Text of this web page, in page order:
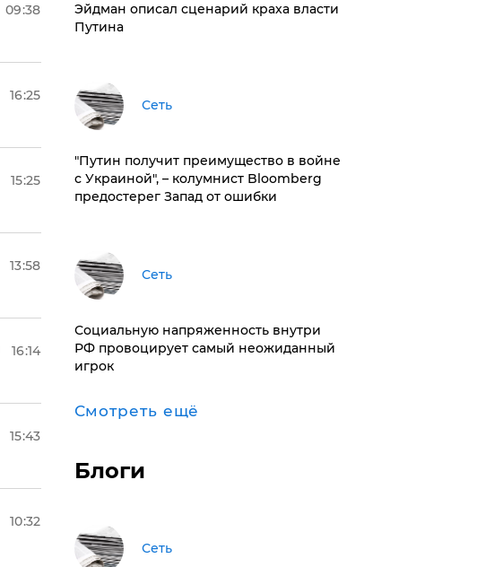
09:38
16:25
15:25
13:58
16:14
15:43
10:32
Эйдман описал сценарий краха власти
Путина
Сеть
"Путин получит преимущество в войне
с Украиной", – колумнист Bloomberg
предостерег Запад от ошибки
Сеть
Социальную напряженность внутри
РФ провоцирует самый неожиданный
игрок
Смотреть ещё
Блоги
Сеть